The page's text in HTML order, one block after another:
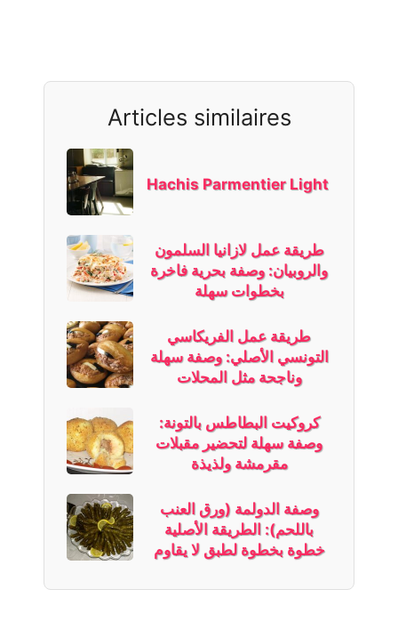
Articles similaires
Hachis Parmentier Light
طريقة عمل لازانيا السلمون
والروبيان: وصفة بحرية فاخرة
بخطوات سهلة
طريقة عمل الفريكاسي
التونسي الأصلي: وصفة سهلة
وناجحة مثل المحلات
كروكيت البطاطس بالتونة:
وصفة سهلة لتحضير مقبلات
مقرمشة ولذيذة
وصفة الدولمة (ورق العنب
باللحم): الطريقة الأصلية
خطوة بخطوة لطبق لا يقاوم